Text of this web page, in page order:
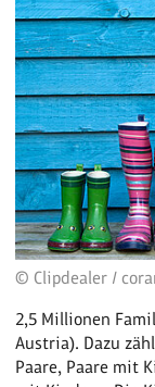
© Clipdealer /
2,5 Millionen
Austria). Dazu
Paare, Paare mit